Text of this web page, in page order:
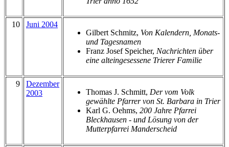
10
Juni 2004
Gilbert Schmitz, Von Kalendern, Monats-
und Tagesnamen
Franz Josef Speicher, Nachrichten über
eine alteingesessene Trierer Familie
9
Dezember
2003
Thomas J. Schmitt, Der vom Volk
gewählte Pfarrer von St. Barbara in Trier
Karl G. Oehms, 200 Jahre Pfarrei
Bleckhausen - und Lösung von der
Mutterpfarrei Manderscheid